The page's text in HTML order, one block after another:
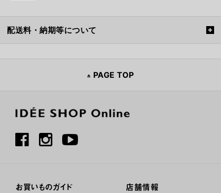
配送料・納期等について
PAGE TOP
お買いものガイド 店舗情報